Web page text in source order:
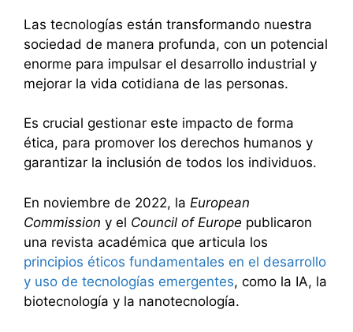
Las tecnologías están transformando nuestra
sociedad de manera profunda, con un potencial
enorme para impulsar el desarrollo industrial y
mejorar la vida cotidiana de las personas.
Es crucial gestionar este impacto de forma
ética, para promover los derechos humanos y
garantizar la inclusión de todos los individuos.
En noviembre de 2022, la European
Commission y el Council of Europe publicaron
una revista académica que articula los
principios éticos fundamentales en el desarrollo
y uso de tecnologías emergentes, como la IA, la
biotecnología y la nanotecnología.